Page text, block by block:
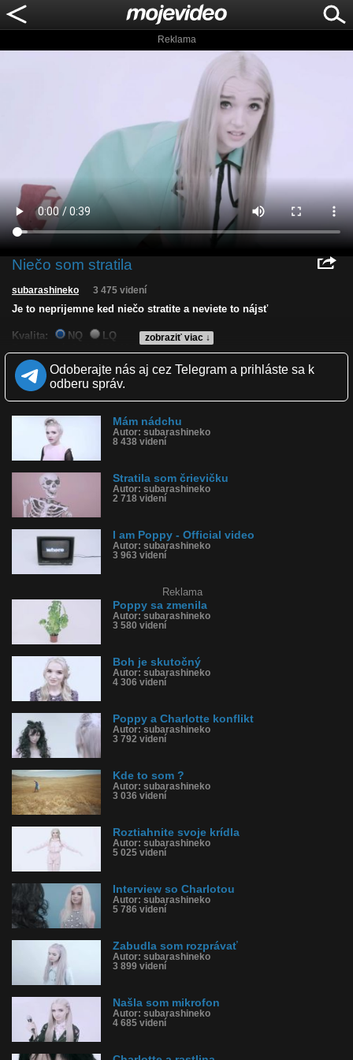
Reklama
Niečo som stratila
zobraziť viac ↓
subarashineko 3 475 videní
Je to neprijemne ked niečo stratite a neviete to nájsť
Kvalita: NQ
LQ
Zverejnené: 9.11.2016 12:06
Páči sa: 20% (10 hlasov)
Obľúbené: 0
Komentárov: 8
Dľžka: 0:39
Tagy: strata, hladanie, where is it, subarashi, poppy
História sledovanosti videa:
Odoberajte nás aj cez Telegram a prihláste sa k
odberu správ.
Mám nádchu
Autor: subarashineko
8 438 videní
Stratila som črievičku
Autor: subarashineko
2 718 videní
I am Poppy - Official video
Autor: subarashineko
3 963 videní
Reklama
Poppy sa zmenila
Autor: subarashineko
3 580 videní
Boh je skutočný
Autor: subarashineko
4 306 videní
Poppy a Charlotte konflikt
Autor: subarashineko
3 792 videní
Kde to som ?
Autor: subarashineko
3 036 videní
Roztiahnite svoje krídla
Autor: subarashineko
5 025 videní
Interview so Charlotou
Autor: subarashineko
5 786 videní
Zabudla som rozprávať
Autor: subarashineko
3 899 videní
Našla som mikrofon
Autor: subarashineko
4 685 videní